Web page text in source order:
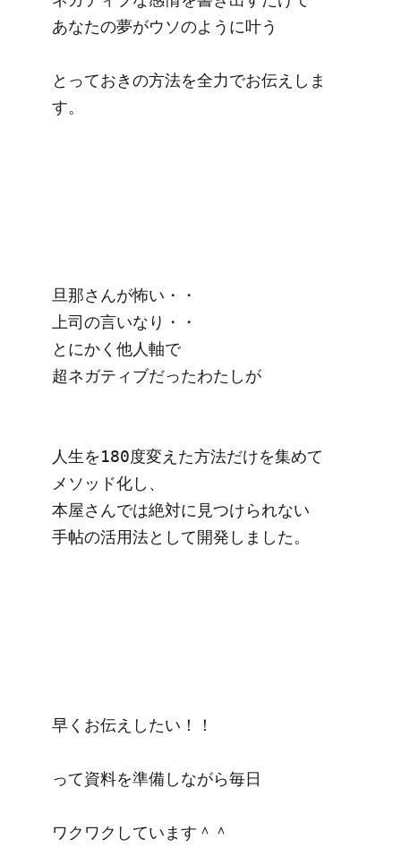
あなたの夢がウソのように叶う
とっておきの方法を全力でお伝えしま
す。
旦那さんが怖い・・
上司の言いなり・・
とにかく他人軸で
超ネガティブだったわたしが
人生を180度変えた方法だけを集めて
メソッド化し、
本屋さんでは絶対に見つけられない
手帖の活用法として開発しました。
早くお伝えしたい！！
って資料を準備しながら毎日
ワクワクしています＾＾